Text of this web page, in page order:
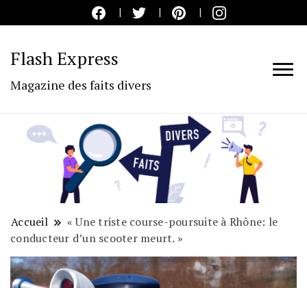
Flash Express
Magazine des faits divers
Accueil
« Une triste course-poursuite à Rhône: le
conducteur d’un scooter meurt. »